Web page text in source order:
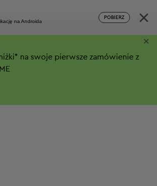
na Androida
POBIERZ ×
na swoje pierwsze zamówienie z
×